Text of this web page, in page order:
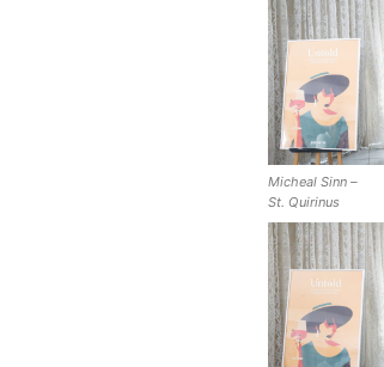
Micheal Sinn –
St. Quirinus